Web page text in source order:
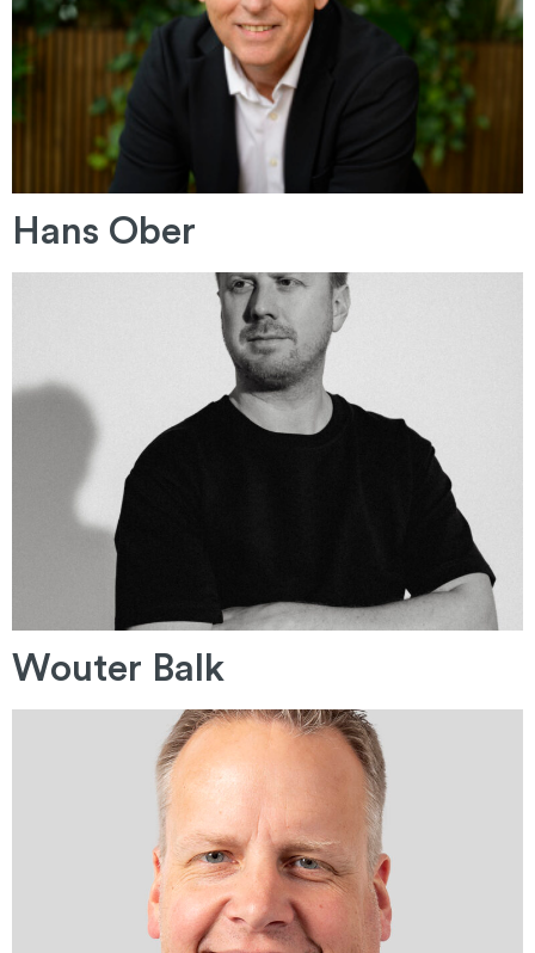
Hans Ober
Wouter Balk